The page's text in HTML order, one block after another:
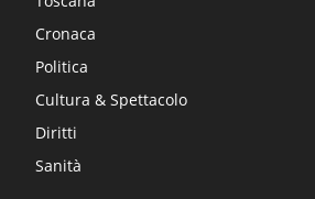
Cronaca
Politica
Cultura & Spettacolo
Diritti
Sanità